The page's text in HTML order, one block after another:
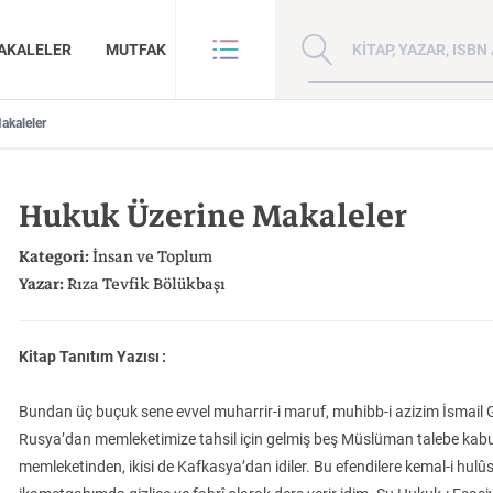
MUTFAK
Sanat
İnsan ve Toplum Çocuk Kitaplığı
Zaman: Antik Teoriler ve Takipçileri
Doğu Hilafeti’nin
Toprakları İslam Fethinden Timur’a Mezopotamya, Iran Ve Türkistan
Çin: Tarih, Kültür ve
Medeniyet
KATEGORİ:
Kuzey Kafkasya
Halkları
BİZE ULAŞIN
Hukuk Üzerine Makaleler
Kategori:İnsan ve Toplum
Yazar:Rıza Tevfik Bölükbaşı
Kitap Tanıtım Yazısı :
Bundan üç buçuk sene evvel muharrir-i maruf, muhibb-i azizim İsmail
Rusya’dan memleketimize tahsil için gelmiş beş Müslüman talebe
memleketinden, ikisi de Kafkasya’dan idiler. Bu efendilere kemal-i